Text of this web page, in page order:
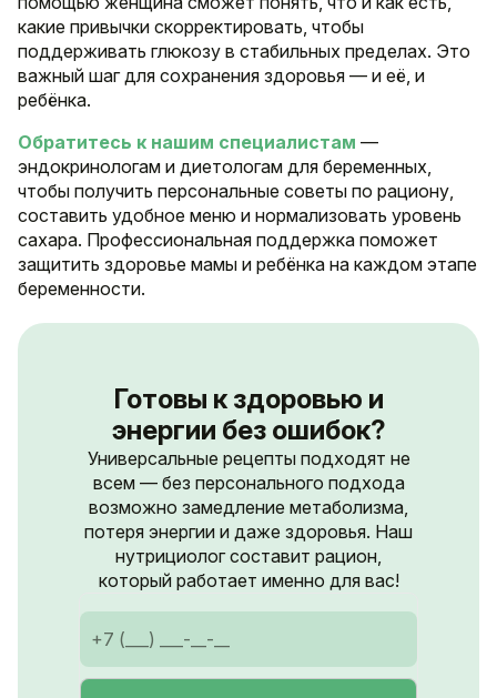
какие привычки скорректировать, чтобы
поддерживать глюкозу в стабильных пределах. Это
важный шаг для сохранения здоровья — и её, и
ребёнка.
Обратитесь к нашим специалистам —
эндокринологам и диетологам для беременных,
чтобы получить персональные советы по рациону,
составить удобное меню и нормализовать уровень
сахара. Профессиональная поддержка поможет
защитить здоровье мамы и ребёнка на каждом этапе
беременности.
Готовы к здоровью и
энергии без ошибок?
Универсальные рецепты подходят не
всем — без персонального подхода
возможно замедление метаболизма,
потеря энергии и даже здоровья. Наш
нутрициолог составит рацион,
который работает именно для вас!